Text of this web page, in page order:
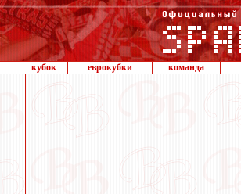
кубок еврокубки команда